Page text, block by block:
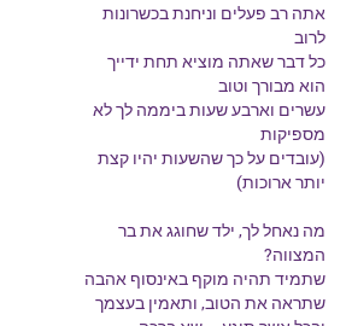
אתה רב פעלים וניחנת בכשרונות
לרוב
כל דבר שאתה מוציא תחת ידייך
הוא מבורך וטוב
עשרים וארבע שעות ביממה לך לא
מספיקות
(עובדים על כך שהשעות יהיו קצת
יותר ארוכות)
מה נאחל לך, ילד שחוגג את בר
המצווה?
שתמיד תהיה מוקף באינסוף אהבה
שתראה את הטוב, ותאמין בעצמך